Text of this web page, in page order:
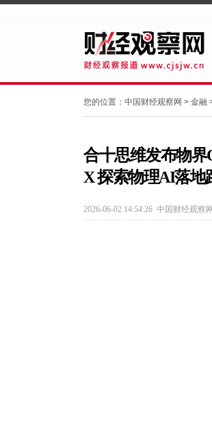
您的位置： 中国财经观察网 > 金融
合十思维发布物界
X 探索物理AI落地
2026-06-02 14:54:26 中国财经观察网